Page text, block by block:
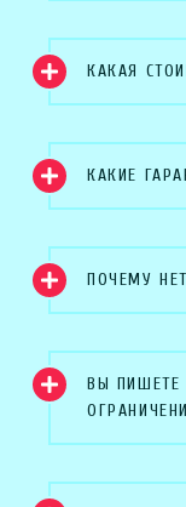
КАКАЯ
КАКИЕ
ПОЧЕМУ
ВЫ ПИШЕТЕ